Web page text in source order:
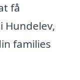
få
families